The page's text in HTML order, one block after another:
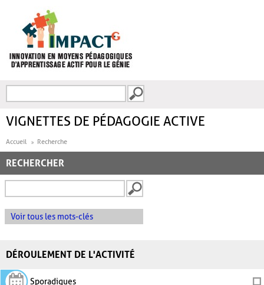
FORMULAIRE DE
VIGNETTES DE PÉDAGOGIE ACTIVE
Accueil Recherche
RECHERCHER
Voir tous les mots-clés
DÉROULEMENT DE L'ACTIVITÉ
Sporadiques